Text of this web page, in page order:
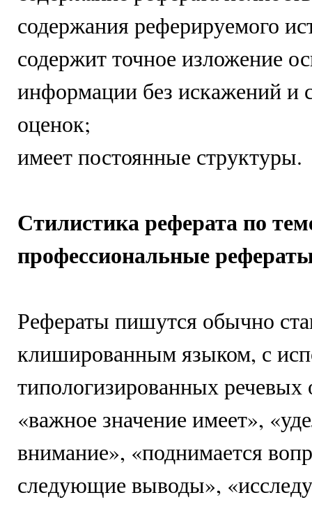
содержания реферируемого
содержит точное изложение
информации без искажений и
оценок;
имеет постоянные структуры.
Стилистика реферата по
профессиональные
Рефераты пишутся обычно
клишированным языком, с
типологизированных речевых
«важное значение имеет»,
внимание», «поднимается
следующие выводы»,